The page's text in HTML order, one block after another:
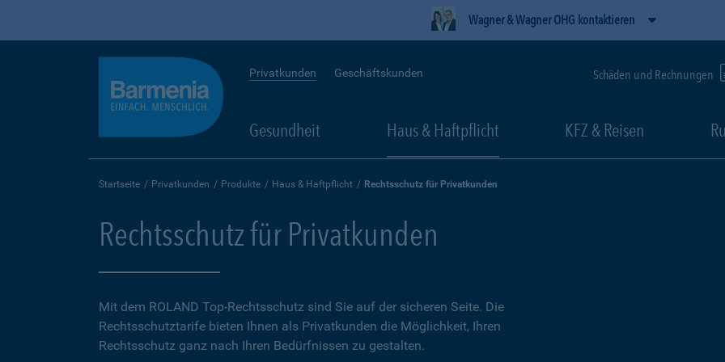
Wagner & Wagner OHG kontaktieren
Privatkunden Geschäftskunden Schäden und Rechnungen
Gesundheit Haus & Haftpflicht KFZ & Reisen
Startseite Privatkunden Produkte Haus & Haftpflicht Rechtsschutz für Privatkunden
Rechtsschutz für Privatkunden
Mit dem ROLAND Top-Rechtsschutz sind Sie auf der sicheren Seite. Die
Rechtsschutztarife bieten Ihnen als Privatkunden die Möglichkeit, Ihren
Rechtsschutz ganz nach Ihren Bedürfnissen zu gestalten.